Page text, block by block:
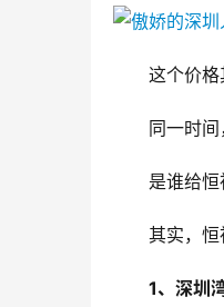
这个价格
同一时
是谁给
其实，恒
1、深圳